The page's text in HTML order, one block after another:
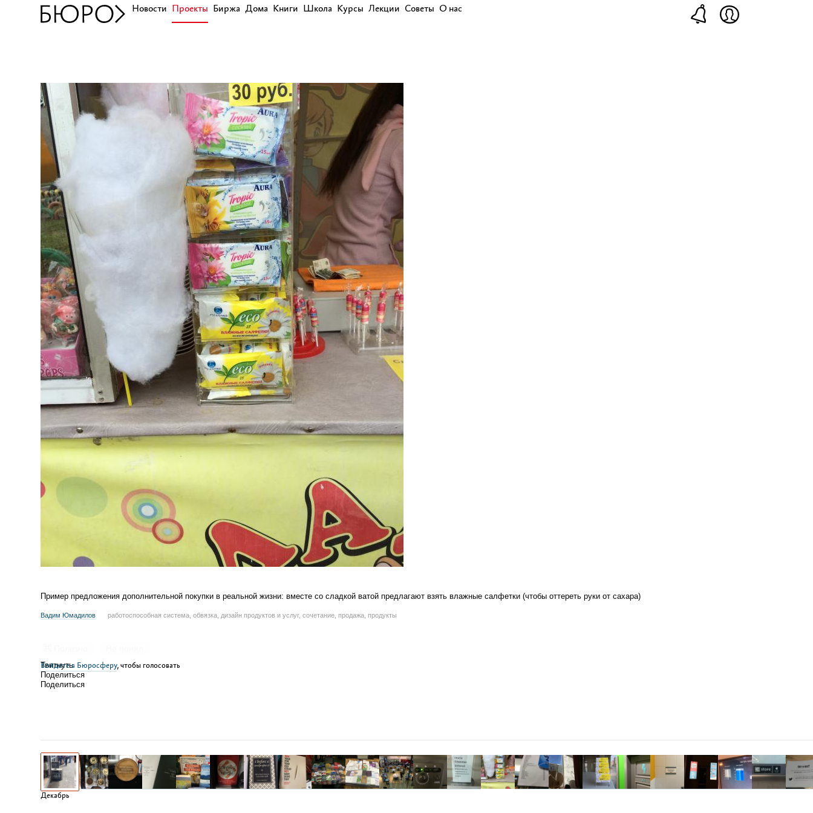
Новости Проекты Биржа Дома Книги Школа Курсы Лекции Советы О нас
Пример предложения дополнительной покупки в реальной жизни: вместе со сладкой ватой предлагают взять влажные салфетки (чтобы оттереть руки от сахара)
Вадим Юмадилов работоспособная система, обвязка, дизайн продуктов и услуг, сочетание, продажа, продукты
Войдите в Бюросферу, чтобы голосовать
Твитнуть
Поделиться
Поделиться
Декабрь